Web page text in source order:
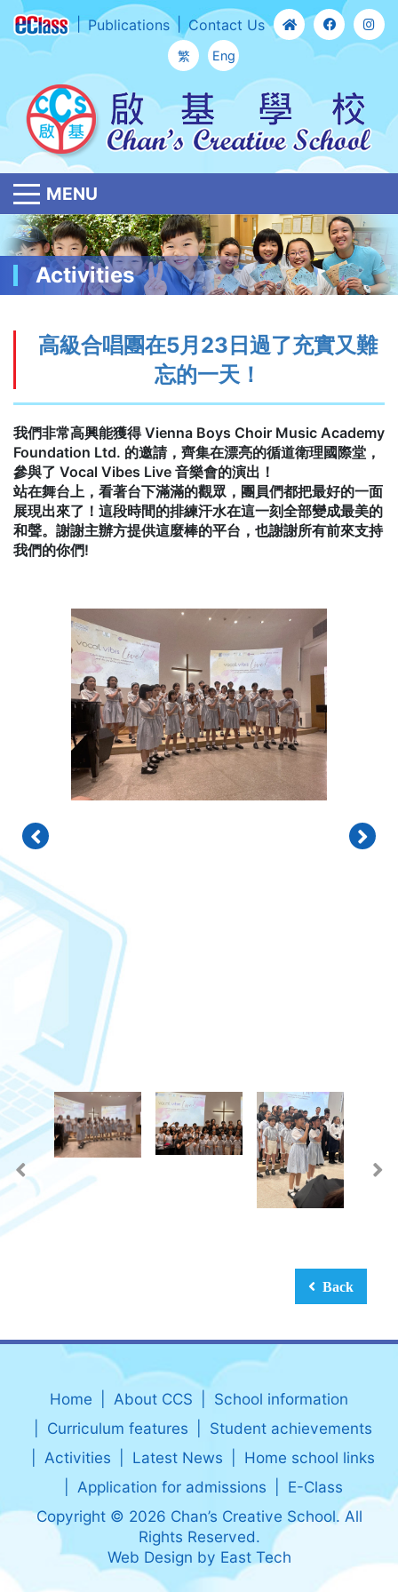
Publications Contact Us
繁 Eng
MENU
Activities
​高級合唱團在5月23日過了充實又難
忘的一天！
我們非常高興能獲得 Vienna Boys Choir Music Academy
Foundation Ltd. 的邀請，齊集在漂亮的循道衛理國際堂，
參與了 Vocal Vibes Live 音樂會的演出！
​站在舞台上，看著台下滿滿的觀眾，團員們都把最好的一面
展現出來了！這段時間的排練汗水在這一刻全部變成最美的
和聲。謝謝主辦方提供這麼棒的平台，也謝謝所有前來支持
我們的你們!
Back
Home About CCS
School information
Curriculum features
Student achievements
Activities
Latest News
Home school links
Application for admissions
E-Class
Copyright © 2026 Chan’s Creative School. All
Rights Reserved.
Web Design by East Tech